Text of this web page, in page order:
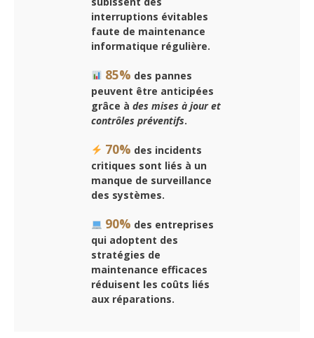
interruptions évitables
faute de maintenance
informatique régulière.
85% des pannes
peuvent être anticipées
grâce à des mises à jour et
contrôles préventifs.
70% des incidents
critiques sont liés à un
manque de surveillance
des systèmes.
90% des entreprises
qui adoptent des
stratégies de
maintenance efficaces
réduisent les coûts liés
aux réparations.